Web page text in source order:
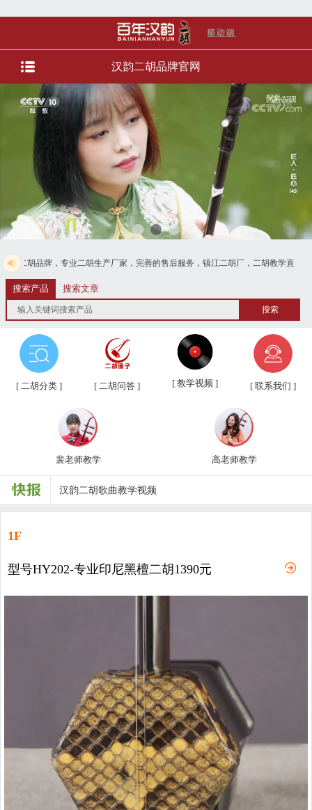
汉韵二胡品牌官网
业二胡生产厂家，完善的售后服务，镇江二胡厂，二胡教学直播，直播选琴等服
电话4008728125
搜索产品 搜索文章
[ 二胡分类 ] [ 二胡问答 ] [ 教学视频 ] [ 联系我们 ]
裴老师教学 高老师教学
第三届“汉韵杯”中老年业余二胡友...
汉韵二胡教学视频教材、新琴应知应...
汉韵二胡高老师教学视频
汉韵二胡裴老师教学视频
汉韵二胡歌曲教学视频
二胡常用演奏符号说明，二胡演奏弓...
1F
型号HY202-专业印尼黑檀二胡1390元